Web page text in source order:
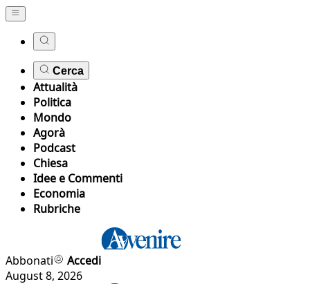
Cerca
Attualità
Politica
Mondo
Agorà
Podcast
Chiesa
Idee e Commenti
Economia
Rubriche
Abbonati
Accedi
August 8, 2026